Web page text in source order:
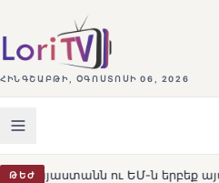
ՀԻՆԳՇԱԲԹԻ, ՕԳՈՍՏՈՍԻ 06, 2026
ԹԵԺԵՄ-ն երբեք այսքան մոտ չեն